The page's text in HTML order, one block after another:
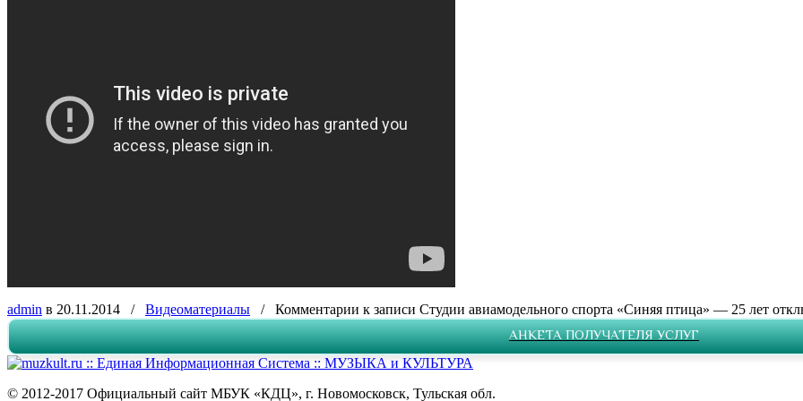
admin в 20.11.2014 / Видеоматериалы / Комментарии к записи Студии авиамодельного спорта «Синяя птица» — 25 лет
АНКЕТА ПОЛУЧАТЕЛЯ УСЛУГ
© 2012-2017 Официальный сайт МБУК «КДЦ», г. Новомосковск, Тульская обл.